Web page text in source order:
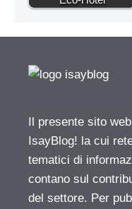
Il presente sito
IsayBlog! la cui
tematici di
contano sul
del settore. Per